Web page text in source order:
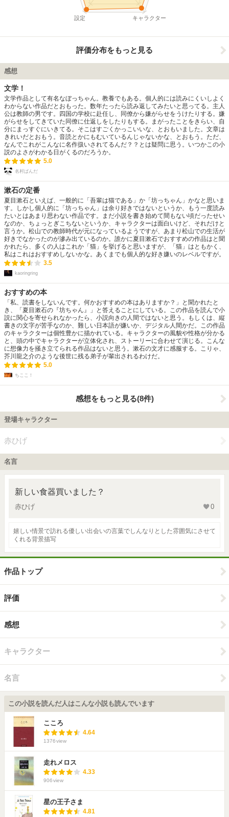
キャラクター
設定
評価分布をもっと見る
感想
文学！
文学作品として有名なぼっちゃん。教養でもある。個人的には読みにくいしよく
わからない作品だとおもった。数年たったら読み返してみたいと思ってる。主人
公は教師の男です。四国の学校に赴任し、同僚から嫌がらせをうけたりする。嫌
がらせをしてきていた同僚に仕返しをしたりもする。まがったことをきらい、自
分にまっすぐにいきてる。そこはすごくかっこいいな、とおもいました。文章は
きれいだとおもう。音読とかにもむいているんじゃないかな、とおもう。ただ、
なんでこれがこんなに名作扱いされてるんだ？？とは疑問に思う。いつかこの小
説のよさがわかる日がくるのだろうか。
5.0
名村ぱんだ
漱石の定番
夏目漱石といえば、一般的に「吾輩は猫である」か「坊っちゃん」かなと思いま
す。しかし個人的に「坊っちゃん」は余り好きではないというか、もう一度読み
たいとはあまり思わない作品です。まだ小説を書き始めて間もない頃だったせい
なのか、ちょっとぎこちないというか、キャラクターは面白いけど、それだけと
言うか。松山での教師時代が元になっているようですが、あまり松山での生活が
好きでなかったのが滲み出ているのか。誰かに夏目漱石でおすすめの作品はと聞
かれたら、多くの人はこれか「猫」を挙げると思いますが、「猫」はともかく、
私はこれはおすすめしないかな。あくまでも個人的な好き嫌いのレベルですが。
3.5
kaoringring
おすすめの本
「私、読書をしないんです。何かおすすめの本はありますか？」と聞かれたと
き、「夏目漱石の『坊ちゃん』」と答えることにしている。この作品を読んで小
説に関心を寄せられなかったら、小説向きの人間ではないと思う。もしくは、縦
書きの文字が苦手なのか、難しい日本語が嫌いか、デジタル人間かだ。この作品
のキャラクターは個性豊かに描かれている。キャラクターの風貌や性格が分かる
と、頭の中でキャラクターが立体化され、ストーリーに合わせて演じる。こんな
に想像力を掻き立てられる作品はないと思う。漱石の文才に感服する。こりゃ、
芥川龍之介のような後世に残る弟子が輩出されるわけだ。
5.0
ちここ！
感想をもっと見る(8件)
登場キャラクター
赤ひげ
名言
新しい食器買いました？
赤ひげ 0
嬉しい情景で訪れる優しい出会いの言葉でしんなりとした雰囲気にさせて
くれる背景描写
作品トップ
評価
感想
キャラクター
名言
この小説を読んだ人はこんな小説も読んでいます
こころ
4.64
1376view
走れメロス
4.33
906view
星の王子さま
4.81